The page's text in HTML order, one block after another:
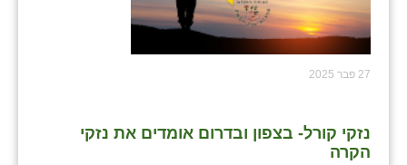
27 פבר 2025
נזקי קורל- בצפון ובדרום אומדים את נזקי
הקרה